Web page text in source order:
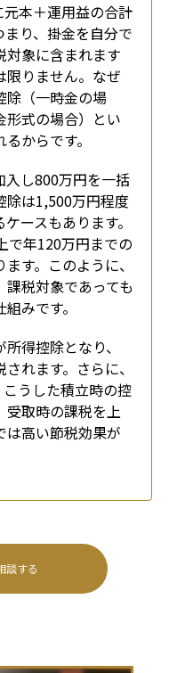
本＋運用益の合計
り、掛金を自分で
対象に含まれます
限りません。なぜ
除（一時金の場
形式の場合）とい
からです。
入し800万円を一括
除は1,500万円程度
ースもあります。
で年120万円までの
す。このように、
税対象であっても
みです。
得控除となり、
れます。さらに、
うした積立時の控
受取時の課税を上
は高い節税効果が
談する